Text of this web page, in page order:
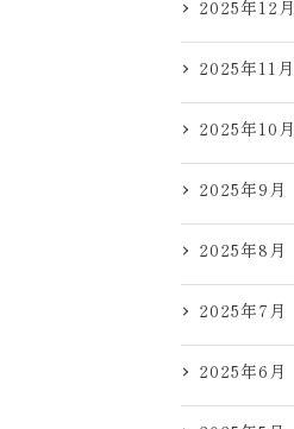
2025年12月
2025年11月
2025年10月
2025年9月
2025年8月
2025年7月
2025年6月